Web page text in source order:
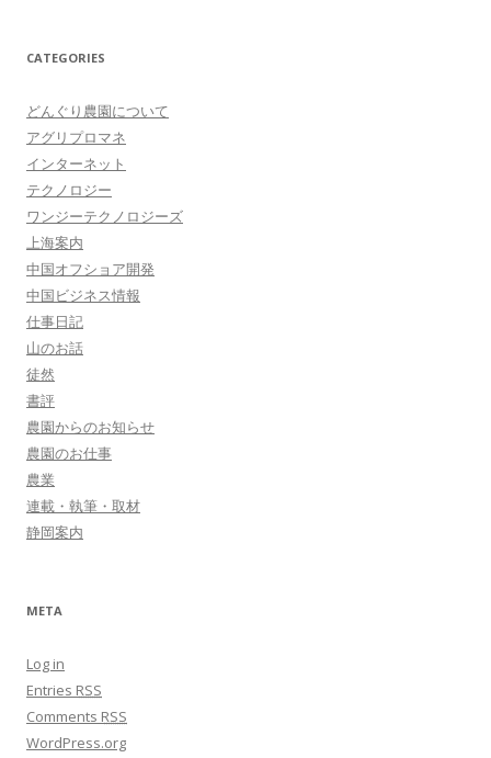
CATEGORIES
どんぐり農園について
アグリプロマネ
インターネット
テクノロジー
ワンジーテクノロジーズ
上海案内
中国オフショア開発
中国ビジネス情報
仕事日記
山のお話
徒然
書評
農園からのお知らせ
農園のお仕事
農業
連載・執筆・取材
静岡案内
META
Log in
Entries RSS
Comments RSS
WordPress.org